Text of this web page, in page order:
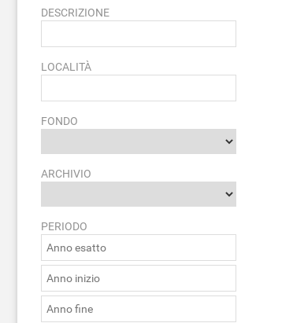
DESCRIZIONE
LOCALITÀ
FONDO
ARCHIVIO
PERIODO